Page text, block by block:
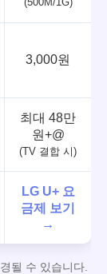
3,000원
최대 48만
원+@
(TV 결합 시)
LG U+ 요
금제 보기
→
될 수 있습니다.